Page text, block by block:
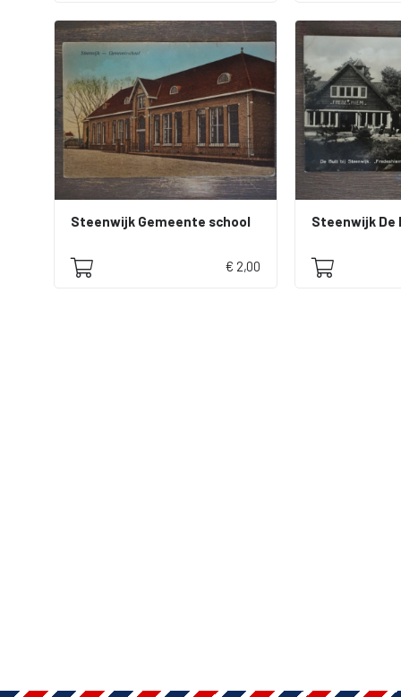
Steenwijk Gemeente school
€ 2,00